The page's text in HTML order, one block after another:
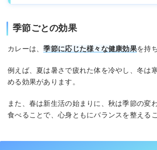
季節ごとの効果
カレーは、季節に応じた様々な健康効果を持
例えば、夏は暑さで疲れた体を冷やし、冬は
める効果があります。
また、春は新生活の始まりに、秋は季節の変
食べることで、心身ともにバランスを整える